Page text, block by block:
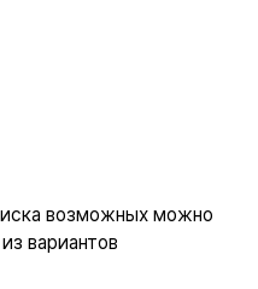
возможных можно
вариантов